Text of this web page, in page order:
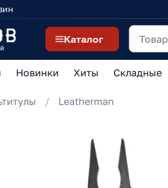
Каталог
Новинки Хиты Складные
Leatherman